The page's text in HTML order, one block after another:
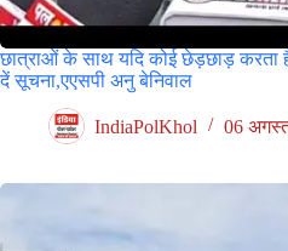
छात्राओं के साथ यदि कोई छेड़छाड़ करता
दें सूचना,एएसपी अनु बेनिवाल
IndiaPolKhol 06